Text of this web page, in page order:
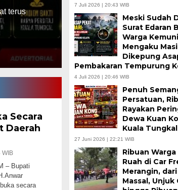
terus
TANJABBARAT,
Kabupaten Tanjung
Secara
Daerah
WIB
– Bupati
secara
7 Juli 2026 | 20:43 WIB
Meski Sudah
Surat Edaran
Warga
Mengaku
Dikepung
Pembakaran Tempurung
4 Juli 2026 | 20:46 WIB
Penuh
Persatuan,
Rayakan
Dewa Kuan
Kuala Tungkal
27 Juni 2026 | 22:21 WIB
Ribuan
Ruah di Car
Merangin,
Massal,